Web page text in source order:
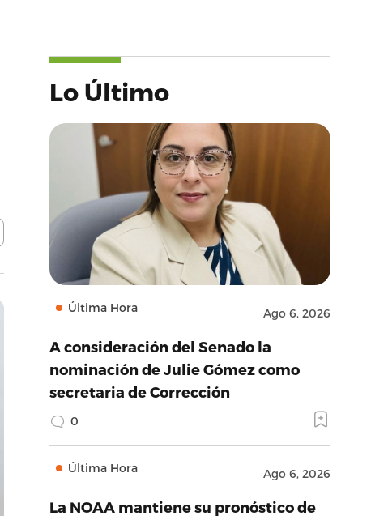
Lo Último
Última Hora Ago 6, 2026
A consideración del Senado la
nominación de Julie Gómez como
secretaria de Corrección
0
Última Hora Ago 6, 2026
La NOAA mantiene su pronóstico de